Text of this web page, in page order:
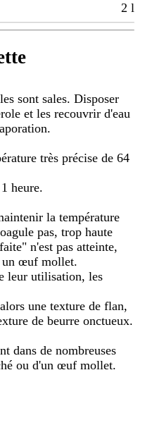
2 l
sont sales. Disposer
et les recouvrir d'eau
très précise de 64
heure.
la température
pas, trop haute
n'est pas atteinte,
un œuf mollet.
leur utilisation, les
une texture de flan,
de beurre onctueux.
dans de nombreuses
ou d'un œuf mollet.